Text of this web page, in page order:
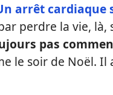
arrêt cardiaque
perdre la vie,
pas
le soir de Noël. Il